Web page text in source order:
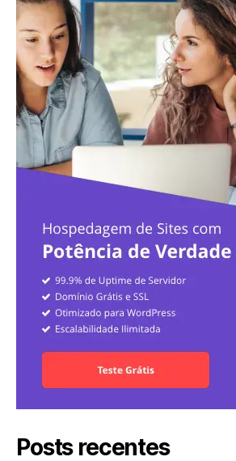
Posts recentes